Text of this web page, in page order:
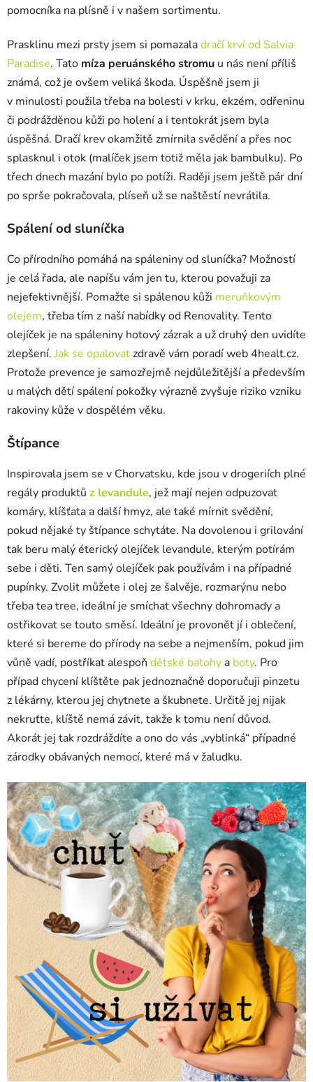
pomocníka na plísně i v našem sortimentu.
Prasklinu mezi prsty jsem si pomazaladračí krví od Salvia
Paradise. Tato míza peruánského stromu u nás není příliš
známá, což je ovšem veliká škoda. Úspěšně jsem ji
v minulosti použila třeba na bolesti v krku, ekzém, odřeninu
či podrážděnou kůži po holení a i tentokrát jsem byla
úspěšná. Dračí krev okamžitě zmírnila svědění a přes noc
splasknul i otok (malíček jsem totiž měla jak bambulku). Po
třech dnech mazání bylo po potíži. Raději jsem ještě pár dní
po sprše pokračovala, plíseň už se naštěstí nevrátila.
Spálení od sluníčka
Co přírodního pomáhá na spáleniny od sluníčka? Možností
je celá řada, ale napíšu vám jen tu, kterou považuji za
nejefektivnější. Pomažte si spálenou kůži meruňkovým
olejem, třeba tím z naší nabídky od Renovality. Tento
olejíček je na spáleniny hotový zázrak a už druhý den uvidíte
zlepšení. Jak se opalovatzdravě vám poradí web 4healt.cz.
Protože prevence je samozřejmě nejdůležitější a především
u malých dětí spálení pokožky výrazně zvyšuje riziko vzniku
rakoviny kůže v dospělém věku.
Štípance
Inspirovala jsem se v Chorvatsku, kde jsou v drogeriích plné
regály produktů z levandule, jež mají nejen odpuzovat
komáry, klíšťata a další hmyz, ale také mírnit svědění,
pokud nějaké ty štípance schytáte. Na dovolenou i grilování
tak beru malý éterický olejíček levandule, kterým potírám
sebe i děti. Ten samý olejíček pak používám i na případné
pupínky. Zvolit můžete i olej ze šalvěje, rozmarýnu nebo
třeba tea tree, ideální je smíchat všechny dohromady a
ostřikovat se touto směsí. Ideální je provonět jí i oblečení,
které si bereme do přírody na sebe a nejmenším, pokud jim
vůně vadí, postříkat alespoň dětské batohy a boty. Pro
případ chycení klíštěte pak jednoznačně doporučuji pinzetu
z lékárny, kterou jej chytnete a škubnete. Určitě jej nijak
nekruťte, klíště nemá závit, takže k tomu není důvod.
Akorát jej tak rozdráždíte a ono do vás „vyblinká“ případné
zárodky obávaných nemocí, které má v žaludku.